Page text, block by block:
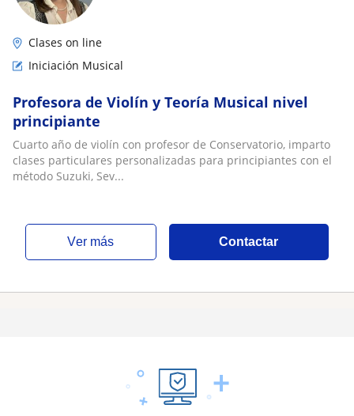
Clases on line
Iniciación Musical
Profesora de Violín y Teoría Musical nivel
principiante
Cuarto año de violín con profesor de Conservatorio, imparto
clases particulares personalizadas para principiantes con el
método Suzuki, Sev...
ver más Contactar